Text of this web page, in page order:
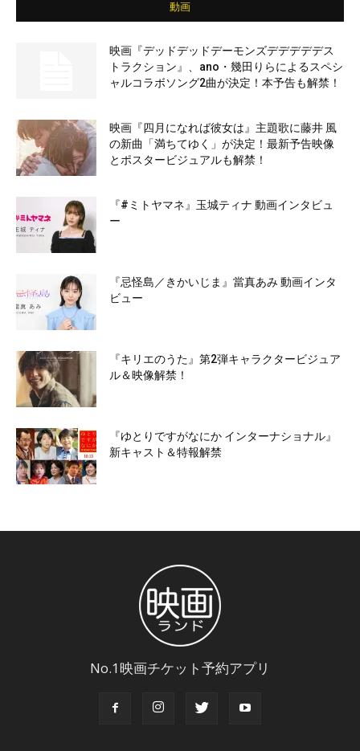
動画
映画『デッドデッドデーモンズデデデデデス
トラクション』、ano・幾田りらによるスペシ
ャルコラボソング2曲が決定！本予告も解禁！
映画『四月になれば彼女は』主題歌に藤井 風
の新曲「満ちてゆく」が決定！最新予告映像
とポスタービジュアルも解禁！
『#ミトヤマネ』玉城ティナ 動画インタビュ
ー
『忌怪島／きかいじま』當真あみ 動画インタ
ビュー
『キリエのうた』第2弾キャラクタービジュア
ル＆映像解禁！
『ゆとりですがなにか インターナショナル』
新キャスト＆特報解禁
No.1映画チケット予約アプリ